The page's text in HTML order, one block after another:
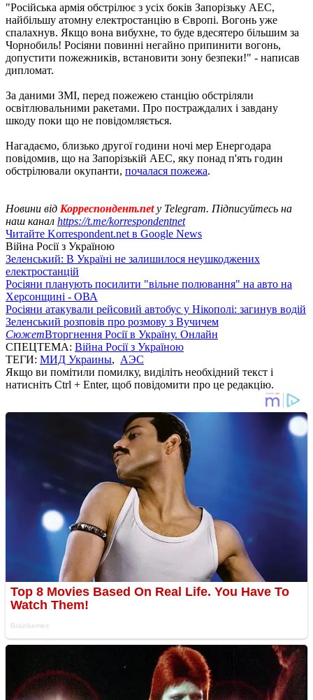
"Російська армія обстрілює з усіх боків Запорізьку АЕС,
найбільшу атомну електростанцію в Європі. Вогонь уже
спалахнув. Якщо вона вибухне, то буде вдесятеро більшим за
Чорнобиль! Росіяни повинні негайно припинити вогонь,
допустити пожежників, встановити зону безпеки!" - написав
дипломат.
За даними ЗМІ, перед пожежею станцію обстріляли
освітлювальними ракетами. Про постраждалих і завдану
шкоду поки що не повідомляється.
Нагадаємо, близько другої години ночі мер Енергодара
повідомив, що на Запорізькій АЕС, яку понад п'ять годин
обстрілювали окупанти, почалася пожежа.
Новини від Корреспондент.netу Telegram. Підписуйтесь на
наш канал https://t.me/korrespondentnet
Читайте Korrespondent.net в Google News
Війна Росії з Україною
Зеленський: В Україні не залишилося неушкоджених
електростанцій
Росіяни планують посилити "вільне полювання" на авто на
Херсонщині - ОВА
Росіяни атакували рейсовий автобус у Нікополі: загинув водій
Зеленський розповів про розмову з Вучичем
СюжетВторгнення Росії в Україну. Онлайн
СПЕЦТЕМА: Війна Росії з Україною
ТЕГИ: МИД Украины, АЭС
Якщо ви помітили помилку, виділіть необхідний текст і
натисніть Ctrl + Enter, щоб повідомити про це редакцію.